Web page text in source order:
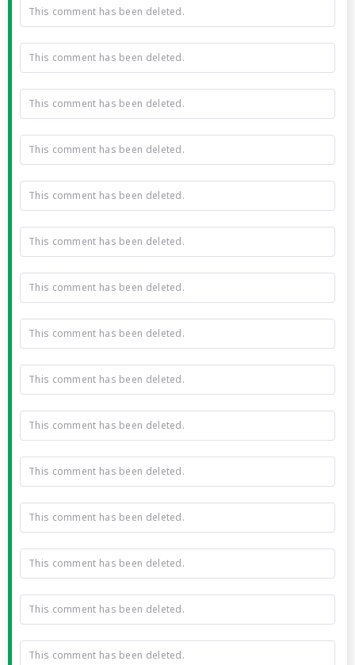
This comment has been deleted.
This comment has been deleted.
This comment has been deleted.
This comment has been deleted.
This comment has been deleted.
This comment has been deleted.
This comment has been deleted.
This comment has been deleted.
This comment has been deleted.
This comment has been deleted.
This comment has been deleted.
This comment has been deleted.
This comment has been deleted.
This comment has been deleted.
This comment has been deleted.